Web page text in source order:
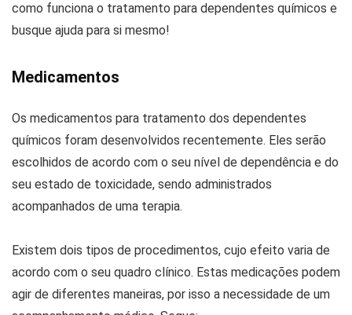
como funciona o tratamento para dependentes químicos e
busque ajuda para si mesmo!
Medicamentos
Os medicamentos para tratamento dos dependentes
químicos foram desenvolvidos recentemente. Eles serão
escolhidos de acordo com o seu nível de dependência e do
seu estado de toxicidade, sendo administrados
acompanhados de uma terapia.
Existem dois tipos de procedimentos, cujo efeito varia de
acordo com o seu quadro clínico. Estas medicações podem
agir de diferentes maneiras, por isso a necessidade de um